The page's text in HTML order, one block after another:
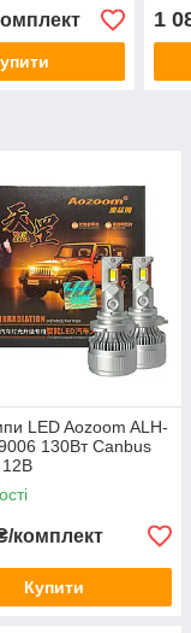
1
LED Aozoom ALH-
130Вт Canbus
комплект
Купити